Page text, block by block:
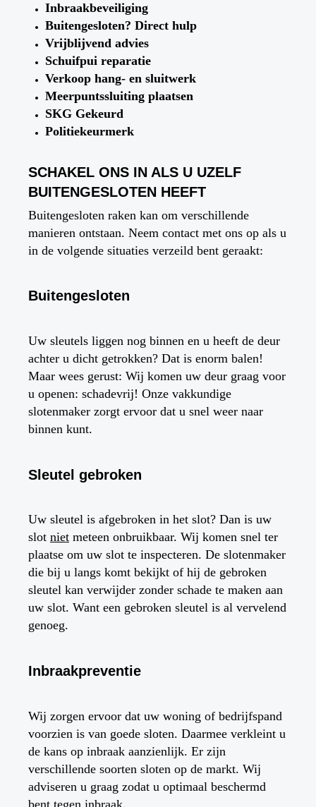
Inbraakbeveiliging
Buitengesloten? Direct hulp
Vrijblijvend advies
Schuifpui reparatie
Verkoop hang- en sluitwerk
Meerpuntssluiting plaatsen
SKG Gekeurd
Politiekeurmerk
SCHAKEL ONS IN ALS U UZELF
BUITENGESLOTEN HEEFT
Buitengesloten raken kan om verschillende
manieren ontstaan. Neem contact met ons op als u
in de volgende situaties verzeild bent geraakt:
Buitengesloten
Uw sleutels liggen nog binnen en u heeft de deur
achter u dicht getrokken? Dat is enorm balen!
Maar wees gerust: Wij komen uw deur graag voor
u openen: schadevrij! Onze vakkundige
slotenmaker zorgt ervoor dat u snel weer naar
binnen kunt.
Sleutel gebroken
Uw sleutel is afgebroken in het slot? Dan is uw
slot niet meteen onbruikbaar. Wij komen snel ter
plaatse om uw slot te inspecteren. De slotenmaker
die bij u langs komt bekijkt of hij de gebroken
sleutel kan verwijder zonder schade te maken aan
uw slot. Want een gebroken sleutel is al vervelend
genoeg.
Inbraakpreventie
Wij zorgen ervoor dat uw woning of bedrijfspand
voorzien is van goede sloten. Daarmee verkleint u
de kans op inbraak aanzienlijk. Er zijn
verschillende soorten sloten op de markt. Wij
adviseren u graag zodat u optimaal beschermd
bent tegen inbraak.